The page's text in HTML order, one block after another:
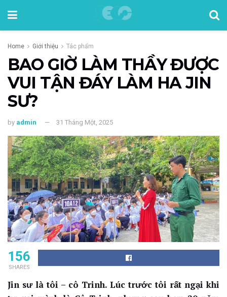
Home Giới thiệu Tác phẩm
BAO GIỜ LÀM THẦY ĐƯỢC
VUI TẬN ĐÁY LÀM HA JIN
SƯ?
by admin 31 Tháng Một, 2025
156
SHARES
Jin sư là tôi – cô Trinh. Lúc trước tôi rất ngại khi